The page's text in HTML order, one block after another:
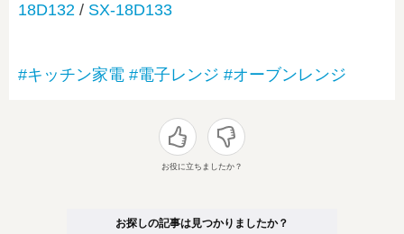
18D132 / SX-18D133
#キッチン家電 #電子レンジ #オーブンレンジ
お役に立ちましたか？
お探しの記事は見つかりましたか？